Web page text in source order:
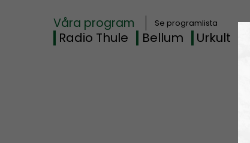
Våra program Se programlista
Radio Thule Bellum Urkult